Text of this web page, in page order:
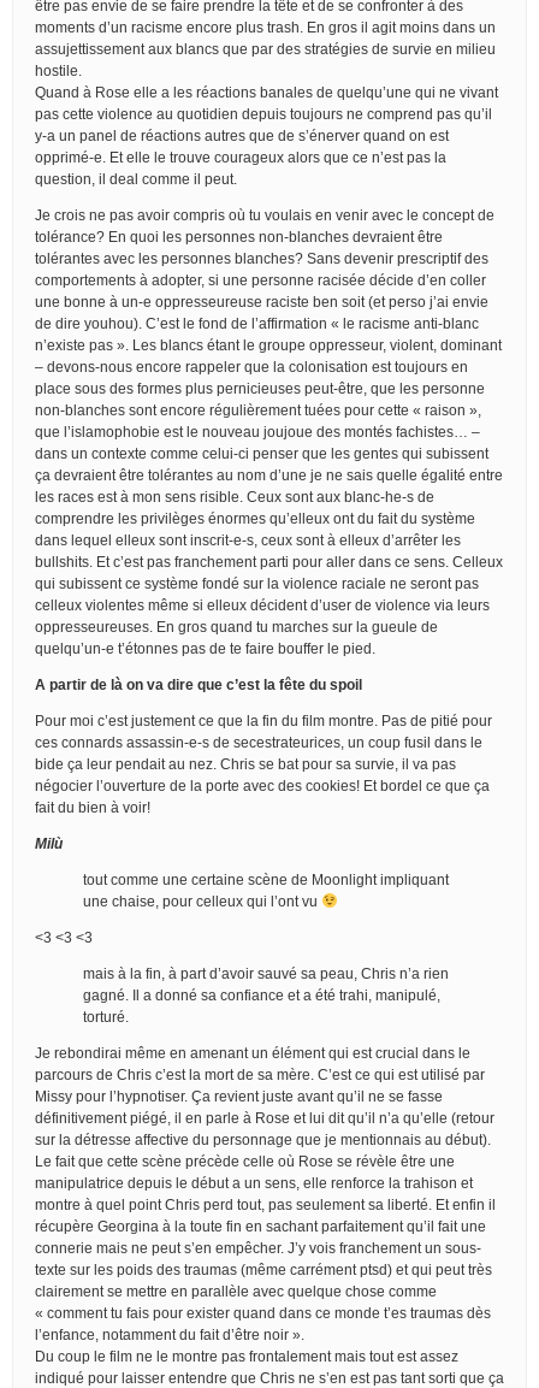
être pas envie de se faire prendre la tête et de se confronter à des
moments d’un racisme encore plus trash. En gros il agit moins dans un
assujettissement aux blancs que par des stratégies de survie en milieu
hostile.
Quand à Rose elle a les réactions banales de quelqu’une qui ne vivant
pas cette violence au quotidien depuis toujours ne comprend pas qu’il
y-a un panel de réactions autres que de s’énerver quand on est
opprimé-e. Et elle le trouve courageux alors que ce n’est pas la
question, il deal comme il peut.
Je crois ne pas avoir compris où tu voulais en venir avec le concept de
tolérance? En quoi les personnes non-blanches devraient être
tolérantes avec les personnes blanches? Sans devenir prescriptif des
comportements à adopter, si une personne racisée décide d’en coller
une bonne à un-e oppresseureuse raciste ben soit (et perso j’ai envie
de dire youhou). C’est le fond de l’affirmation « le racisme anti-blanc
n’existe pas ». Les blancs étant le groupe oppresseur, violent, dominant
– devons-nous encore rappeler que la colonisation est toujours en
place sous des formes plus pernicieuses peut-être, que les personne
non-blanches sont encore régulièrement tuées pour cette « raison »,
que l’islamophobie est le nouveau joujoue des montés fachistes… –
dans un contexte comme celui-ci penser que les gentes qui subissent
ça devraient être tolérantes au nom d’une je ne sais quelle égalité entre
les races est à mon sens risible. Ceux sont aux blanc-he-s de
comprendre les privilèges énormes qu’elleux ont du fait du système
dans lequel elleux sont inscrit-e-s, ceux sont à elleux d’arrêter les
bullshits. Et c’est pas franchement parti pour aller dans ce sens. Celleux
qui subissent ce système fondé sur la violence raciale ne seront pas
celleux violentes même si elleux décident d’user de violence via leurs
oppresseureuses. En gros quand tu marches sur la gueule de
quelqu’un-e t’étonnes pas de te faire bouffer le pied.
A partir de là on va dire que c’est la fête du spoil
Pour moi c’est justement ce que la fin du film montre. Pas de pitié pour
ces connards assassin-e-s de secestrateurices, un coup fusil dans le
bide ça leur pendait au nez. Chris se bat pour sa survie, il va pas
négocier l’ouverture de la porte avec des cookies! Et bordel ce que ça
fait du bien à voir!
Milù
tout comme une certaine scène de Moonlight impliquant
une chaise, pour celleux qui l’ont vu
<3 <3 <3
mais à la fin, à part d’avoir sauvé sa peau, Chris n’a rien
gagné. Il a donné sa confiance et a été trahi, manipulé,
torturé.
Je rebondirai même en amenant un élément qui est crucial dans le
parcours de Chris c’est la mort de sa mère. C’est ce qui est utilisé par
Missy pour l’hypnotiser. Ça revient juste avant qu’il ne se fasse
définitivement piégé, il en parle à Rose et lui dit qu’il n’a qu’elle (retour
sur la détresse affective du personnage que je mentionnais au début).
Le fait que cette scène précède celle où Rose se révèle être une
manipulatrice depuis le début a un sens, elle renforce la trahison et
montre à quel point Chris perd tout, pas seulement sa liberté. Et enfin il
récupère Georgina à la toute fin en sachant parfaitement qu’il fait une
connerie mais ne peut s’en empêcher. J’y vois franchement un sous-
texte sur les poids des traumas (même carrément ptsd) et qui peut très
clairement se mettre en parallèle avec quelque chose comme
« comment tu fais pour exister quand dans ce monde t’es traumas dès
l’enfance, notamment du fait d’être noir ».
Du coup le film ne le montre pas frontalement mais tout est assez
indiqué pour laisser entendre que Chris ne s’en est pas tant sorti que ça